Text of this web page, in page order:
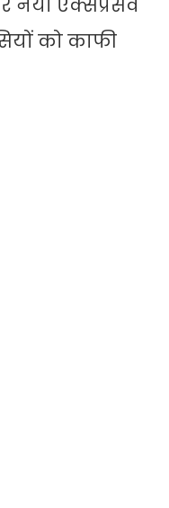
नया एक्सप्रेसवे
को काफी